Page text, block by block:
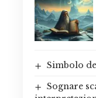
Simbolo
Sognare